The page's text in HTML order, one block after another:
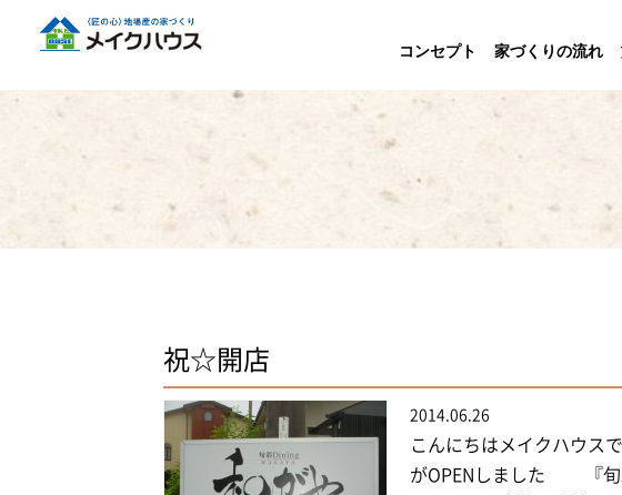
コンセプト 家づくりの流れ
祝☆開店
2014.06.26
こんにちはメイクハウス
がOPENしました 『旬